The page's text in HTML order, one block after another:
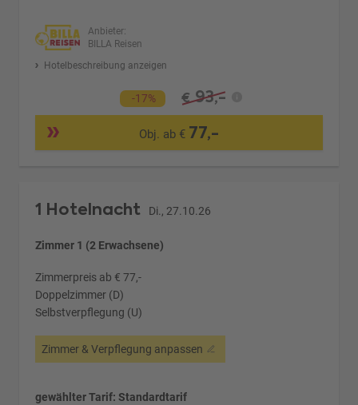
Anbieter:
BILLA Reisen
Hotelbeschreibung anzeigen
-17% € 93,-
Obj. ab € 77,-
1 Hotelnacht Di., 27.10.26
Zimmer 1 (2 Erwachsene)
Zimmerpreis ab € 77,-
Doppelzimmer (D)
Selbstverpflegung (U)
Zimmer & Verpflegung anpassen
gewählter Tarif: Standardtarif